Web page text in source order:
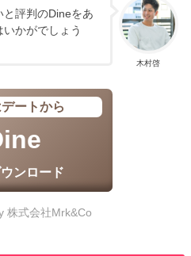
木村啓
評判のDineをあ
かがでしょう
ートから
ンロード
株式会社Mrk&Co